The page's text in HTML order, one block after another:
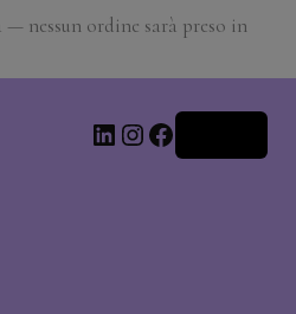
nessun ordine sarà preso in
LinkedIn
Instagram
Facebook